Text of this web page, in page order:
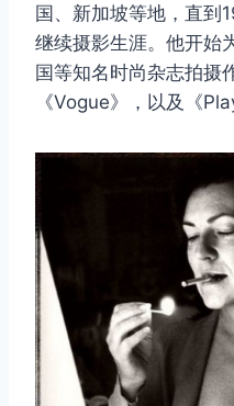
国、新加坡等地，直到
继续摄影生涯。他开始
国等知名时尚杂志拍摄
《Vogue》，以及《